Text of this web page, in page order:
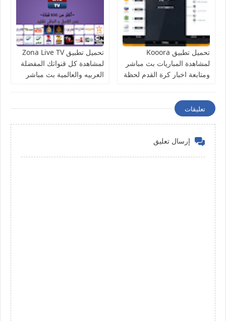
تحميل تطبيق Kooora
لمشاهدة المباريات بث مباشر
ومتابعة اخبار كرة القدم لحظة
تحميل تطبيق Zona Live TV
لمشاهدة كل قنواتك المفضلة
العربيه والعالمية بث مباشر
تعليقات
إرسال تعليق